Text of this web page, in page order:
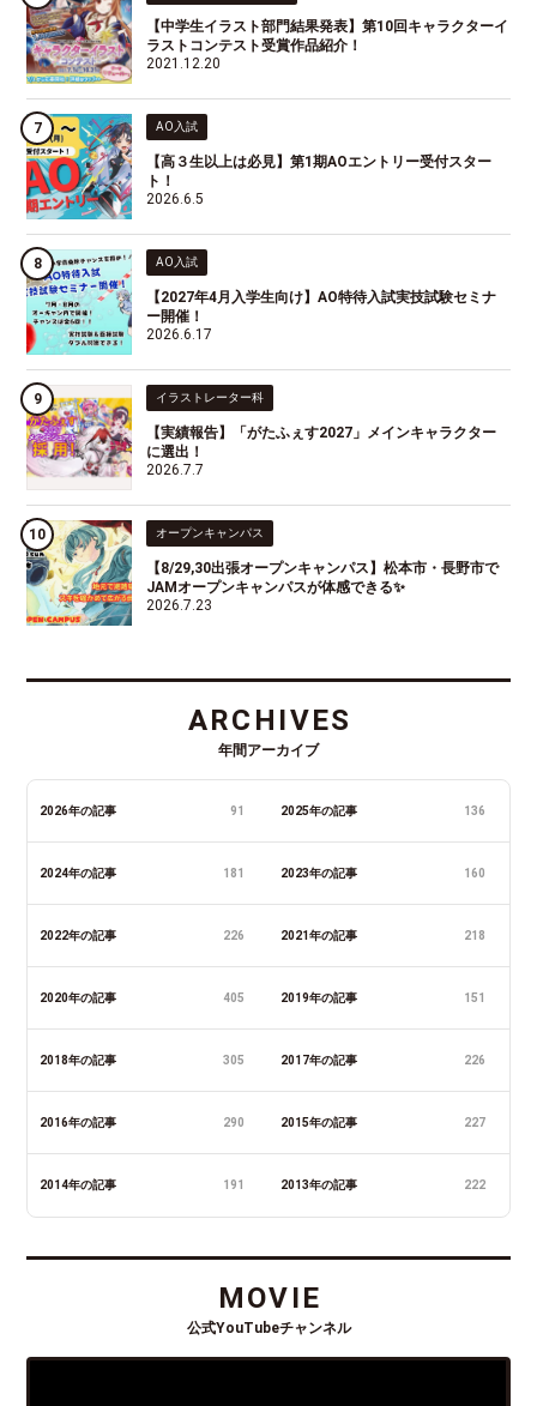
【中学生イラスト部門結果発表】第10回キャラクターイ
ラストコンテスト受賞作品紹介！
2021.12.20
AO入試
【高３生以上は必見】第1期AOエントリー受付スター
ト！
2026.6.5
AO入試
【2027年4月入学生向け】AO特待入試実技試験セミナ
ー開催！
2026.6.17
イラストレーター科
【実績報告】「がたふぇす2027」メインキャラクター
に選出！
2026.7.7
オープンキャンパス
【8/29,30出張オープンキャンパス】松本市・長野市で
JAMオープンキャンパスが体感できる✨
2026.7.23
ARCHIVES
年間アーカイブ
2026年の記事 91 2025年の記事 136
2024年の記事 181 2023年の記事 160
2022年の記事 226 2021年の記事 218
2020年の記事 405 2019年の記事 151
2018年の記事 305 2017年の記事 226
2016年の記事 290 2015年の記事 227
2014年の記事 191 2013年の記事 222
MOVIE
公式YouTubeチャンネル